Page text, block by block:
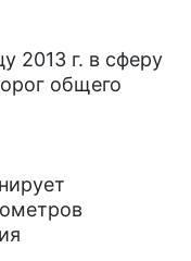
2013 г. в сферу
общего